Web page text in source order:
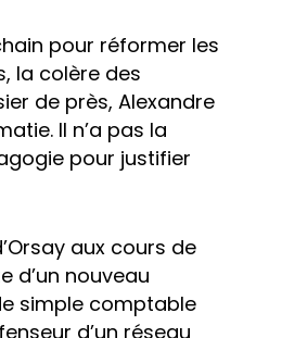
pour réformer les
la colère des
de près, Alexandre
Il n’a pas la
pour justifier
aux cours de
d’un nouveau
simple comptable
d’un réseau